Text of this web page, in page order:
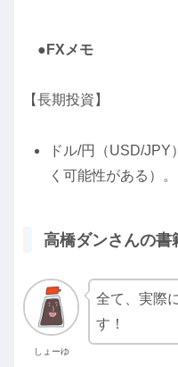
●FXメモ
【長期投資】
ドル/円（USD/
く可能性がある）。
高橋ダンさんの書
しょーゆ
全て、実際
す！